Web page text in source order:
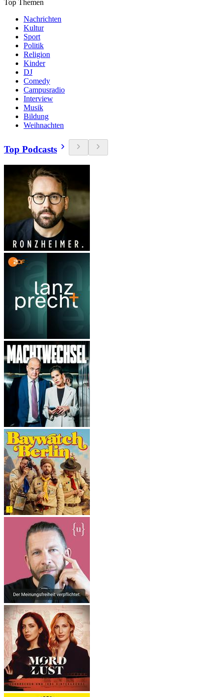
Top Themen
Nachrichten
Kultur
Sport
Politik
Religion
Kinder
DJ
Comedy
Campusradio
Interview
Musik
Bildung
Weihnachten
Top Podcasts